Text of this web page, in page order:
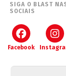
SIGA O BLAST
SOCIAIS
Facebook